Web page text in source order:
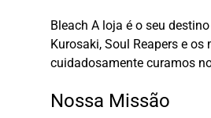
Bleach A loja é o seu
Kurosaki, Soul Reapers e
cuidadosamente curamos
Nossa Missão